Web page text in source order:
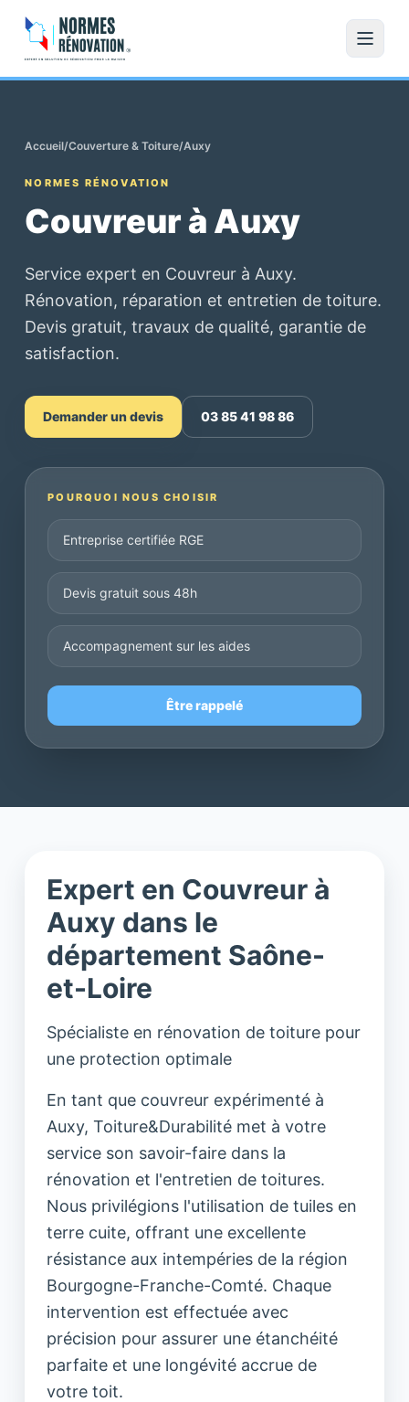
Accueil/Couverture & Toiture/Auxy
NORMES RÉNOVATION
Couvreur à Auxy
Service expert en Couvreur à Auxy.
Rénovation, réparation et entretien de toiture.
Devis gratuit, travaux de qualité, garantie de
satisfaction.
Demander un devis 03 85 41 98 86
POURQUOI NOUS CHOISIR
Entreprise certifiée RGE
Devis gratuit sous 48h
Accompagnement sur les aides
Être rappelé
Expert en Couvreur à
Auxy dans le
département Saône-
et-Loire
Spécialiste en rénovation de toiture pour
une protection optimale
En tant que couvreur expérimenté à
Auxy, Toiture&Durabilité met à votre
service son savoir-faire dans la
rénovation et l'entretien de toitures.
Nous privilégions l'utilisation de tuiles en
terre cuite, offrant une excellente
résistance aux intempéries de la région
Bourgogne-Franche-Comté. Chaque
intervention est effectuée avec
précision pour assurer une étanchéité
parfaite et une longévité accrue de
votre toit.